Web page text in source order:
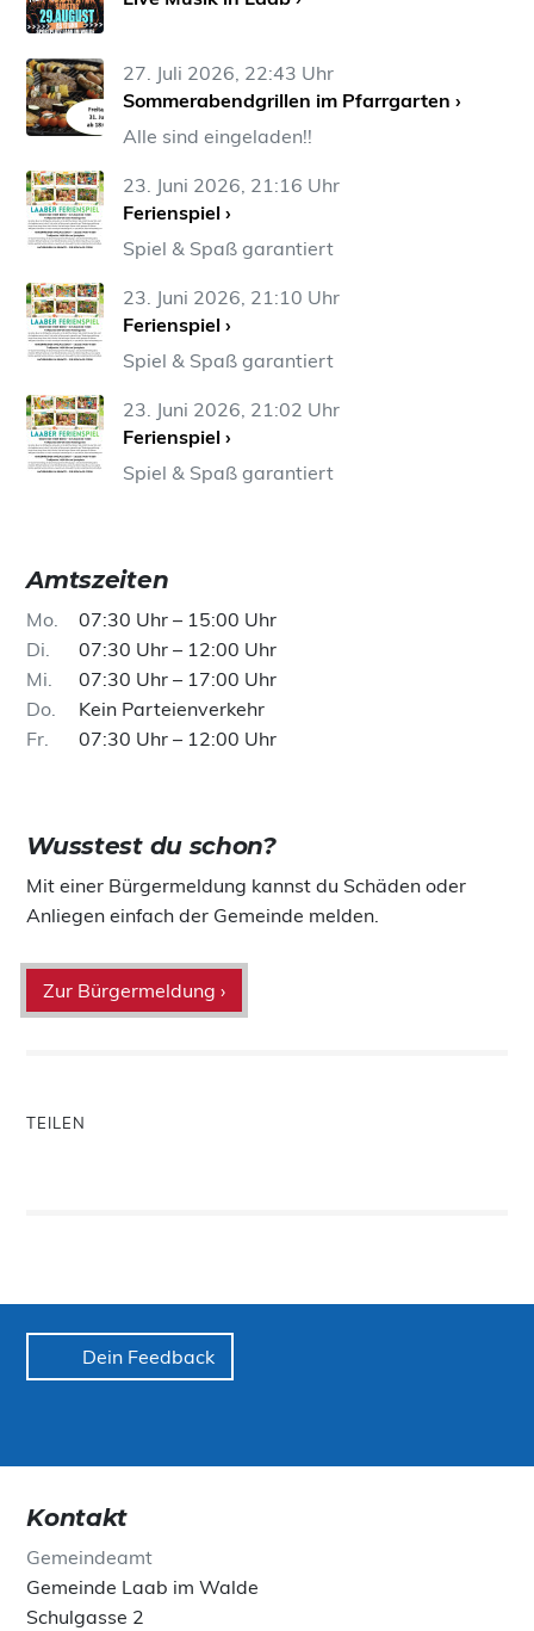
27. Juli 2026, 22:43 Uhr
Sommerabendgrillen im Pfarrgarten ›
Alle sind eingeladen!!
23. Juni 2026, 21:16 Uhr
Ferienspiel ›
Spiel & Spaß garantiert
23. Juni 2026, 21:10 Uhr
Ferienspiel ›
Spiel & Spaß garantiert
23. Juni 2026, 21:02 Uhr
Ferienspiel ›
Spiel & Spaß garantiert
Amtszeiten
Mo
07:30 Uhr – 15:00 Uhr
Di
07:30 Uhr – 12:00 Uhr
Mi
07:30 Uhr – 17:00 Uhr
Do
Kein Parteienverkehr
Fr
07:30 Uhr – 12:00 Uhr
Wusstest du schon?
Mit einer Bürgermeldung kannst du Schäden oder
Anliegen einfach der Gemeinde melden.
Zur Bürgermeldung ›
TEILEN
Dein Feedback
Kontakt
Gemeindeamt
Gemeinde Laab im Walde
Schulgasse 2